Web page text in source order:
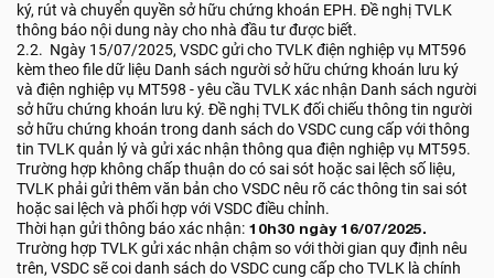
ký, rút và chuyển quyền sở hữu chứng khoán EPH. Đề nghị TVLK
thông báo nội dung này cho nhà đầu tư được biết.
2.2. Ngày 15/07/2025, VSDC gửi cho TVLK điện nghiệp vụ MT596
kèm theo file dữ liệu Danh sách người sở hữu chứng khoán lưu ký
và điện nghiệp vụ MT598 - yêu cầu TVLK xác nhận Danh sách người
sở hữu chứng khoán lưu ký. Đề nghị TVLK đối chiếu thông tin người
sở hữu chứng khoán trong danh sách do VSDC cung cấp với thông
tin TVLK quản lý và gửi xác nhận thông qua điện nghiệp vụ MT595.
Trường hợp không chấp thuận do có sai sót hoặc sai lệch số liệu,
TVLK phải gửi thêm văn bản cho VSDC nêu rõ các thông tin sai sót
hoặc sai lệch và phối hợp với VSDC điều chỉnh.
Thời hạn gửi thông báo xác nhận: 10h30 ngày 16/07/2025.
Trường hợp TVLK gửi xác nhận chậm so với thời gian quy định nêu
trên, VSDC sẽ coi danh sách do VSDC cung cấp cho TVLK là chính